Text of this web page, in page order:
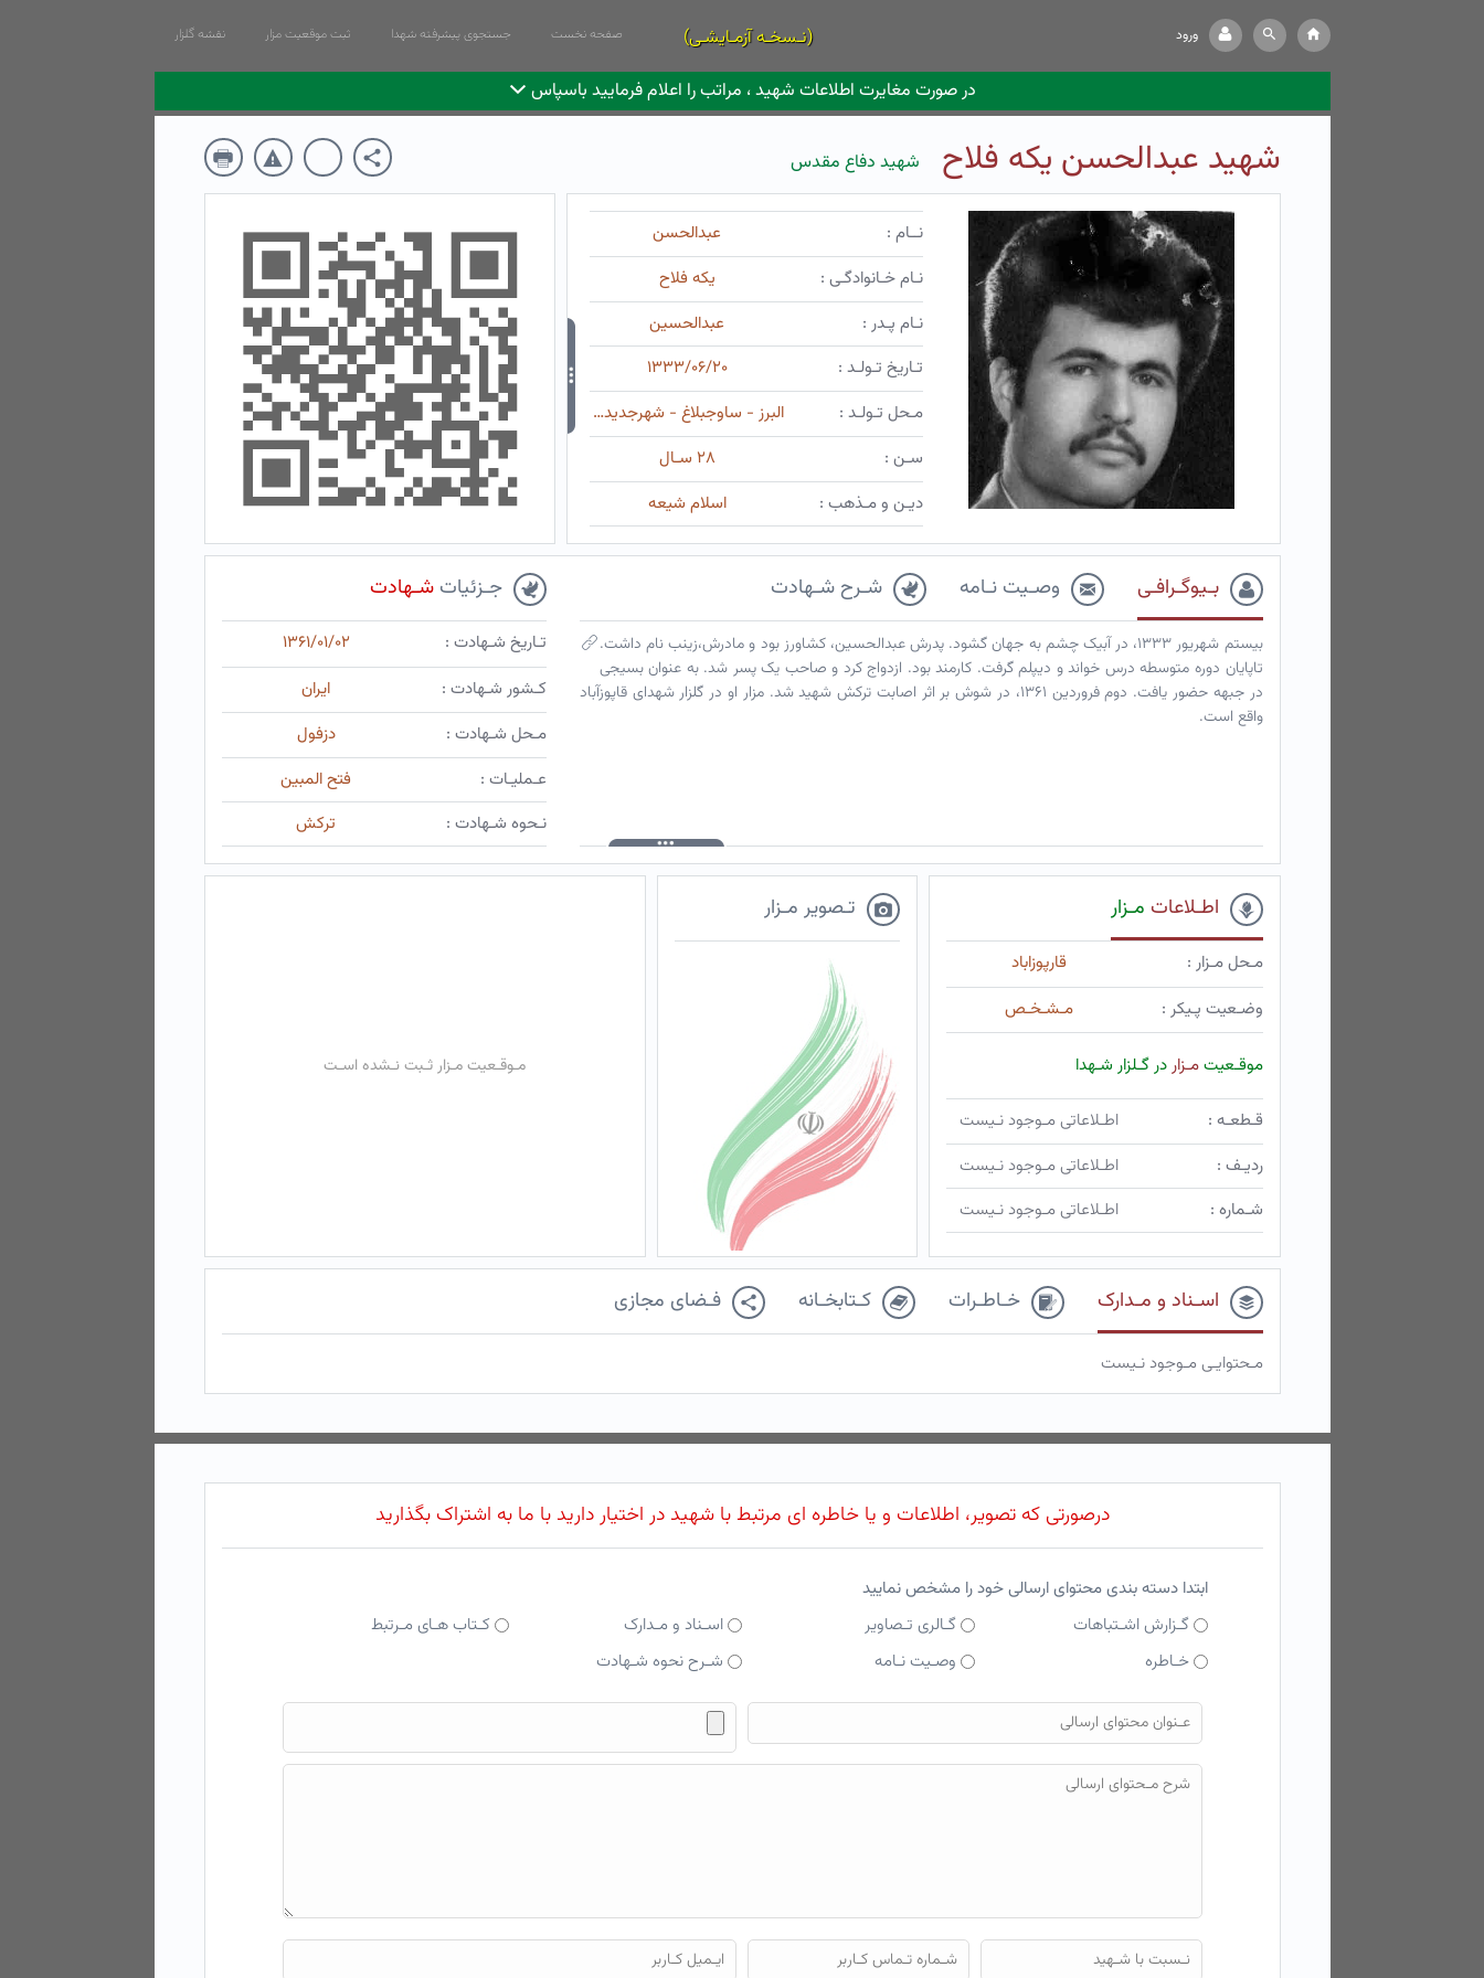
ورود (نـسخـه آزمـایشـی) صفحه نخست جستجوی پیشرفته شهدا ثبت موقعیت مزار نقشه گلزار
در صورت مغایرت اطلاعات شهید ، مراتب را اعلام فرمایید باسپاس
شهید عبدالحسن یکه فلاح شهید دفاع مقدس
نــام :
عبدالحسن
نـام خـانوادگـی :
یکه فلاح
نـام پـدر :
عبدالحسین
تـاریخ تـولـد :
۱۳۳۳/۰۶/۲۰
مـحل تـولـد :
البرز - ساوجبلاغ - شهرجدیدهشتگرد
سـن :
۲۸ سـال
دیـن و مـذهب :
اسلام شیعه
بـیوگـرافـی وصـیت نـامه شـرح شـهادت
بیستم شهریور ۱۳۳۳، در آبیک چشم به جهان گشود. پدرش عبدالحسین، کشاورز بود و مادرش،زینب نام داشت.
تاپایان دوره متوسطه درس خواند و دیپلم گرفت. کارمند بود. ازدواج کرد و صاحب یک پسر شد. به عنوان بسیجی
در جبهه حضور یافت. دوم فروردین ۱۳۶۱، در شوش بر اثر اصابت ترکش شهید شد. مزار او در گلزار شهدای قاپوزآباد
واقع است.
جـزئیاتشـهادت
تـاریخ شـهادت :
۱۳۶۱/۰۱/۰۲
کـشور شـهادت :
ایران
مـحل شـهادت :
دزفول
عـملیـات :
فتح المبین
نـحوه شـهادت :
ترکش
اطـلاعات مـزار
مـحل مـزار :
قارپوزاباد
وضـعیت پـیکر :
مـشـخـص
موقـعیتمـزاردر گـلزار شـهدا
قـطعـه :
اطـلاعاتی مـوجود نـیست
ردیـف :
اطـلاعاتی مـوجود نـیست
شـماره :
اطـلاعاتی مـوجود نـیست
تـصویر مـزار
مـوقـعیت مـزار ثـبت نـشده اسـت
اسـناد و مـدارک خـاطـرات کـتابخـانه فـضای مجازی
مـحتوایـی مـوجود نـیست
درصورتی که تصویر، اطلاعات و یا خاطره ای مرتبط با شهید در اختیار دارید با ما به اشتراک بگذارید
ابتدا دسته بندی محتوای ارسالی خود را مشخص نمایید
گـزارش اشـتباهات
گـالری تـصاویر اسـناد و مـدارک
کـتاب هـای مـرتبط
خـاطره
وصـیت نـامه شـرح نحوه شـهادت
فایل محتوای ارسالی